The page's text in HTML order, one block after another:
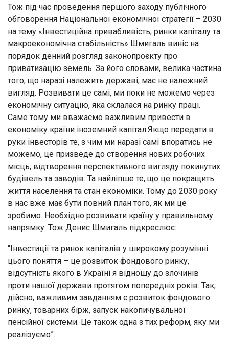
Тож під час проведення першого заходу публічного
обговорення Національної економічної стратегії – 2030
на тему «Інвестиційна привабливість, ринки капіталу та
макроекономічна стабільність» Шмигаль виніс на
порядок денний розгляд законопроєкту про
приватизацію земель. За його словами, велика частина
того, що наразі належить державі, має не належний
вигляд. Розвивати це самі, ми поки не можемо через
економічну ситуацію, яка склалася на ринку праці.
Саме тому ми вважаємо важливим привести в
економіку країни іноземний капітал.Якщо передати в
руки інвесторів те, з чим ми наразі самі впоратись не
можемо, це призведе до створення нових робочих
місць, відтворення перспективного вигляду покинутих
будівель та заводів. Та найліпше те, що це покращить
життя населення та стан економіки. Тому до 2030 року
в нас вже має бути повний план того, як ми це
зробимо. Необхідно розвивати країну у правильному
напрямку. Тож Денис Шмигаль підкреслює:
“Інвестиції та ринок капіталів у широкому розумінні
цього поняття – це розвиток фондового ринку,
відсутність якого в Україні я відношу до злочинів
проти нашої держави протягом попередніх років. Так,
дійсно, важливим завданням є розвиток фондового
ринку, товарних бірж, запуск накопичувальної
пенсійної системи. Це також одна з тих реформ, яку ми
реалізуємо”.